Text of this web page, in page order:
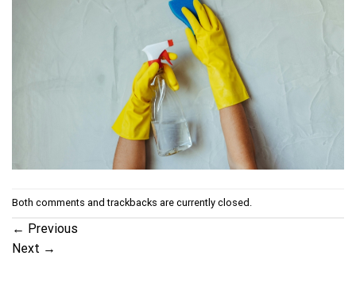
Both comments and trackbacks are currently closed.
← Previous
Next →